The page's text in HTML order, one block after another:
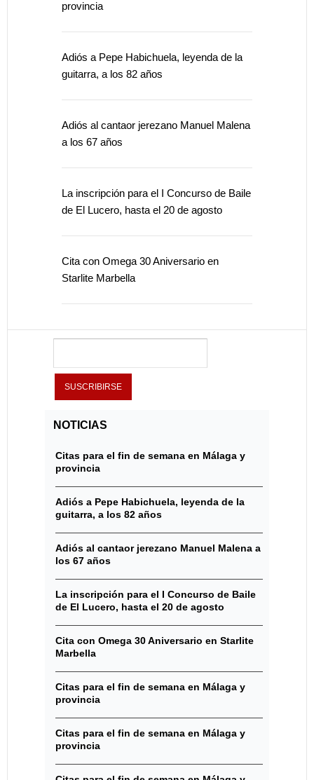
provincia
Adiós a Pepe Habichuela, leyenda de la
guitarra, a los 82 años
Adiós al cantaor jerezano Manuel Malena
a los 67 años
La inscripción para el I Concurso de Baile
de El Lucero, hasta el 20 de agosto
Cita con Omega 30 Aniversario en
Starlite Marbella
NOTICIAS
Citas para el fin de semana en Málaga y
provincia
Adiós a Pepe Habichuela, leyenda de la
guitarra, a los 82 años
Adiós al cantaor jerezano Manuel Malena a
los 67 años
La inscripción para el I Concurso de Baile
de El Lucero, hasta el 20 de agosto
Cita con Omega 30 Aniversario en Starlite
Marbella
Citas para el fin de semana en Málaga y
provincia
Citas para el fin de semana en Málaga y
provincia